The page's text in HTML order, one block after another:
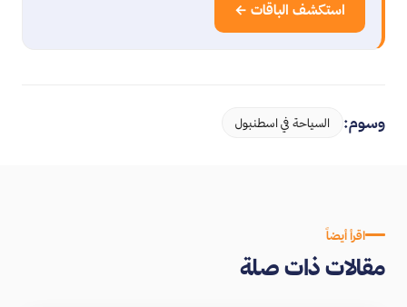
استكشف الباقات ←
وسوم: السياحة في اسطنبول
اقرأ أيضاً
مقالات ذات صلة